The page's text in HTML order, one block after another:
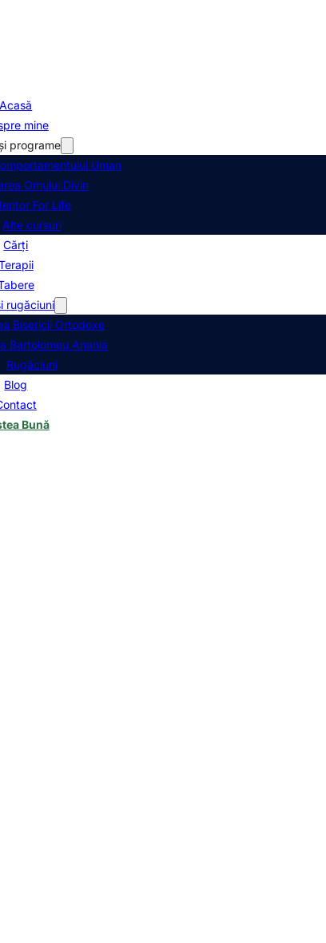
Acasă
mine
programe
Uman
Omului Divin
For Life
Alte cursuri
Cărți
rugăciuni
Bisericii Ortodoxe
Bartolomeu Anania
Rugăciuni
Blog
Bună